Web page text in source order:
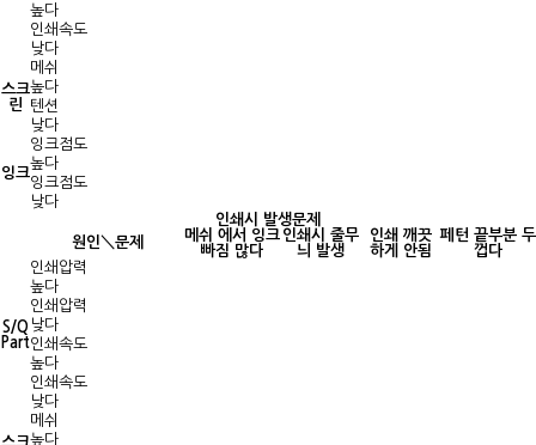
높다
인쇄속도
낮다
스크
린
메쉬
높다
텐션
낮다
잉크
잉크점도
높다
잉크점도
낮다
인쇄시 발생문제
원인＼문제
메쉬 에서 잉크
빠짐 많다
인쇄시 줄무
늬 발생
인쇄 깨끗
하게 안됨
페턴 끝부분 두
껍다
S/Q
Part
인쇄압력
높다
인쇄압력
낮다
인쇄속도
높다
인쇄속도
낮다
메쉬
높다